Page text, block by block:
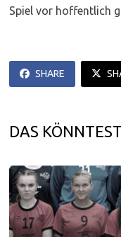
Spiel vor hoffentlich
SHARE
DAS